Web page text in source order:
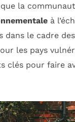
la
à
dans le cadre
les pays
clés pour faire